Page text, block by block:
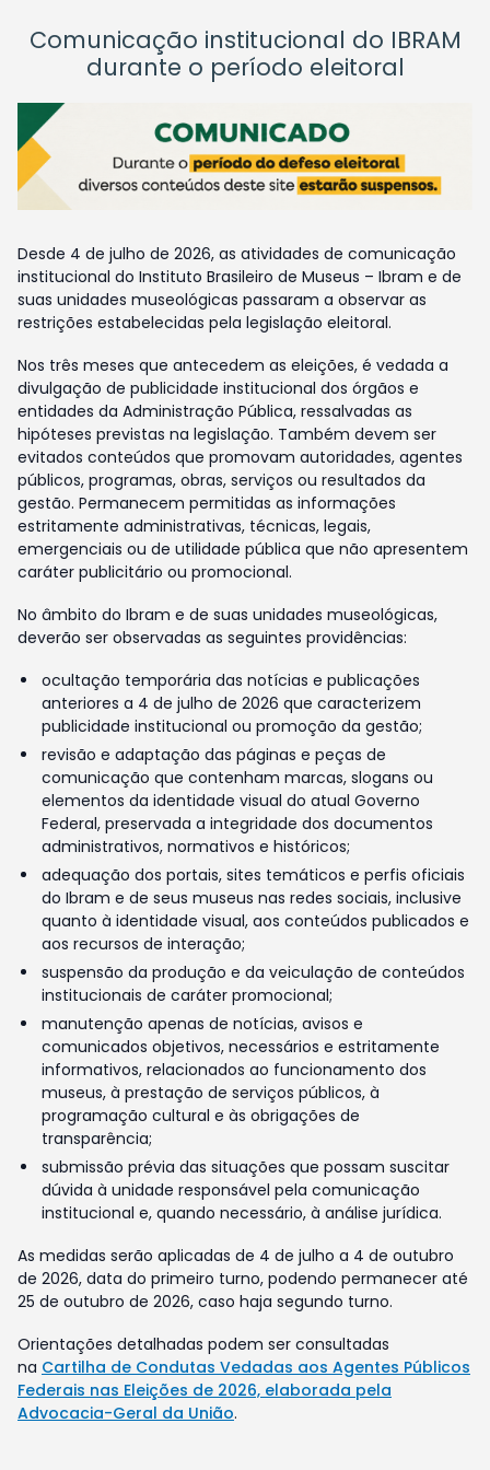
Comunicação institucional do IBRAM
durante o período eleitoral
Desde 4 de julho de 2026, as atividades de comunicação
institucional do Instituto Brasileiro de Museus – Ibram e de
suas unidades museológicas passaram a observar as
restrições estabelecidas pela legislação eleitoral.
Nos três meses que antecedem as eleições, é vedada a
divulgação de publicidade institucional dos órgãos e
entidades da Administração Pública, ressalvadas as
hipóteses previstas na legislação. Também devem ser
evitados conteúdos que promovam autoridades, agentes
públicos, programas, obras, serviços ou resultados da
gestão. Permanecem permitidas as informações
estritamente administrativas, técnicas, legais,
emergenciais ou de utilidade pública que não apresentem
caráter publicitário ou promocional.
No âmbito do Ibram e de suas unidades museológicas,
deverão ser observadas as seguintes providências:
ocultação temporária das notícias e publicações
anteriores a 4 de julho de 2026 que caracterizem
publicidade institucional ou promoção da gestão;
revisão e adaptação das páginas e peças de
comunicação que contenham marcas, slogans ou
elementos da identidade visual do atual Governo
Federal, preservada a integridade dos documentos
administrativos, normativos e históricos;
adequação dos portais, sites temáticos e perfis oficiais
do Ibram e de seus museus nas redes sociais, inclusive
quanto à identidade visual, aos conteúdos publicados e
aos recursos de interação;
suspensão da produção e da veiculação de conteúdos
institucionais de caráter promocional;
manutenção apenas de notícias, avisos e
comunicados objetivos, necessários e estritamente
informativos, relacionados ao funcionamento dos
museus, à prestação de serviços públicos, à
programação cultural e às obrigações de
transparência;
submissão prévia das situações que possam suscitar
dúvida à unidade responsável pela comunicação
institucional e, quando necessário, à análise jurídica.
As medidas serão aplicadas de 4 de julho a 4 de outubro
de 2026, data do primeiro turno, podendo permanecer até
25 de outubro de 2026, caso haja segundo turno.
Orientações detalhadas podem ser consultadas
na Cartilha de Condutas Vedadas aos Agentes Públicos
Federais nas Eleições de 2026, elaborada pela
Advocacia-Geral da União.